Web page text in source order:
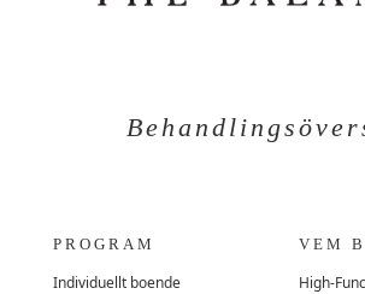
PROGRAM
Individuellt boende
VEM
High-